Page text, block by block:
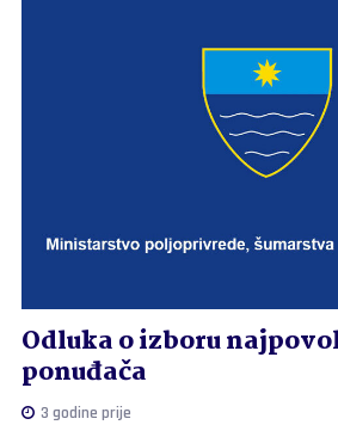
Odluka o izboru
ponuđača
3 godine prije